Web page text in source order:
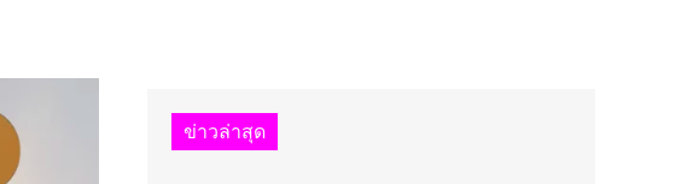
ข่าวล่าสุด